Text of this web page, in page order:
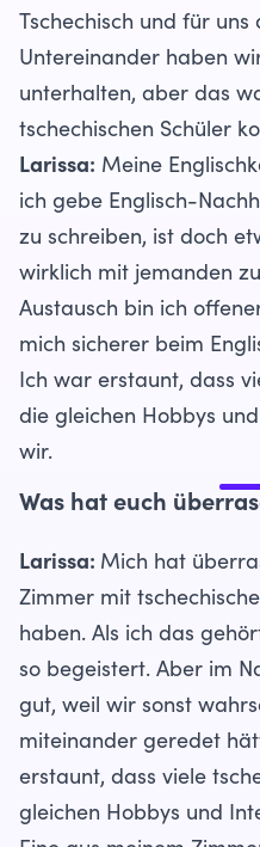
Tschechisch und für
Untereinander haben
unterhalten, aber das
tschechischen Schüler
Larissa: Meine
ich gebe Englisch-
zu schreiben, ist doch
wirklich mit jemanden
Austausch bin ich
mich sicherer beim
Ich war erstaunt, dass
die gleichen Hobbys
wir.
Was hat euch
Larissa: Mich hat
Zimmer mit
haben. Als ich das
so begeistert. Aber im
gut, weil wir sonst
miteinander geredet
erstaunt, dass viele
gleichen Hobbys und